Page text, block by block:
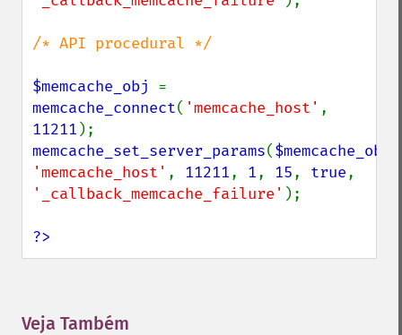
/* API procedural */
$memcache_obj
memcache_connect( 'memcache_host'
11211
memcache_set_server_params($memcache_obj
'memcache_host' , 11211, 1, 15, true
'_callback_memcache_failure' );
?>
Veja Também